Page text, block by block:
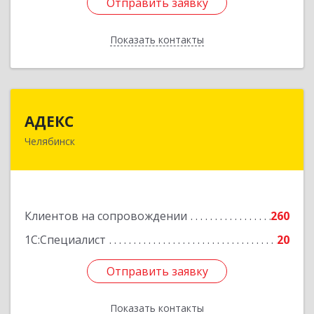
Показать контакты
Назад
АДЕКС
Челябинск
Клиентов на сопровождении
260
1С:Специалист
20
Отправить заявку
Показать контакты
454080, Челябинская обл, Челябинск г, Смирных
Отправить заявку
Назад